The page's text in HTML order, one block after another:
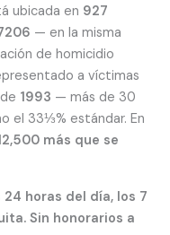
ubicada en 927
— en la misma
de homicidio
a víctimas
1993 — más de 30
el 33⅓% estándar. En
más que se
horas del día, los 7
Sin honorarios a